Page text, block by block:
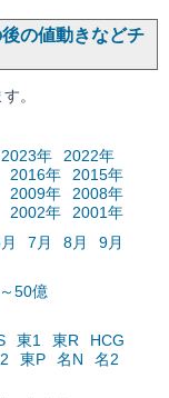
の値動きなどチ
。
2023年
2022年
2016年
2015年
2009年
2008年
2002年
2001年
7月 8月
9月
50億
東1 東R
HCG
東P 名N
名2